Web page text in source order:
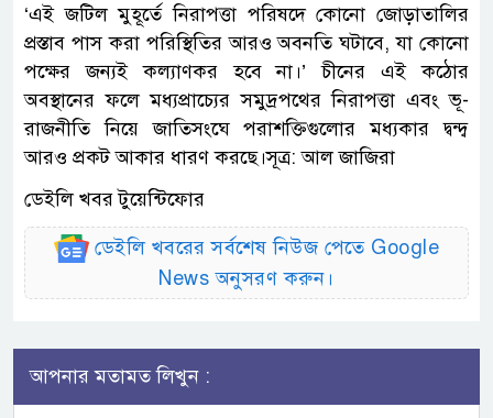
‘এই জটিল মুহূর্তে নিরাপত্তা পরিষদে কোনো জোড়াতালির
প্রস্তাব পাস করা পরিস্থিতির আরও অবনতি ঘটাবে, যা কোনো
পক্ষের জন্যই কল্যাণকর হবে না।’ চীনের এই কঠোর
অবস্থানের ফলে মধ্যপ্রাচ্যের সমুদ্রপথের নিরাপত্তা এবং ভূ-
রাজনীতি নিয়ে জাতিসংঘে পরাশক্তিগুলোর মধ্যকার দ্বন্দ্ব
আরও প্রকট আকার ধারণ করছে।সূত্র: আল জাজিরা
ডেইলি খবর টুয়েন্টিফোর
ডেইলি খবরের সর্বশেষ নিউজ পেতে Google
News অনুসরণ করুন।
আপনার মতামত লিখুন :